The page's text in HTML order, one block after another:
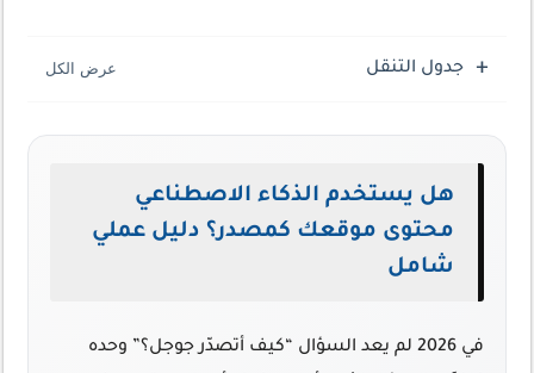
جدول التنقل
هل يستخدم الذكاء الاصطناعي
محتوى موقعك كمصدر؟ دليل عملي
شامل
في 2026 لم يعد السؤال “كيف أتصدّر جوجل؟” وحده